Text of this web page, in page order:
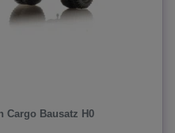
Cargo Bausatz H0